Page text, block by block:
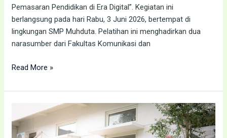
Pemasaran Pendidikan di Era Digital”. Kegiatan ini
berlangsung pada hari Rabu, 3 Juni 2026, bertempat di
lingkungan SMP Muhduta. Pelatihan ini menghadirkan dua
narasumber dari Fakultas Komunikasi dan
Read More »
dan
Bermanfaat!